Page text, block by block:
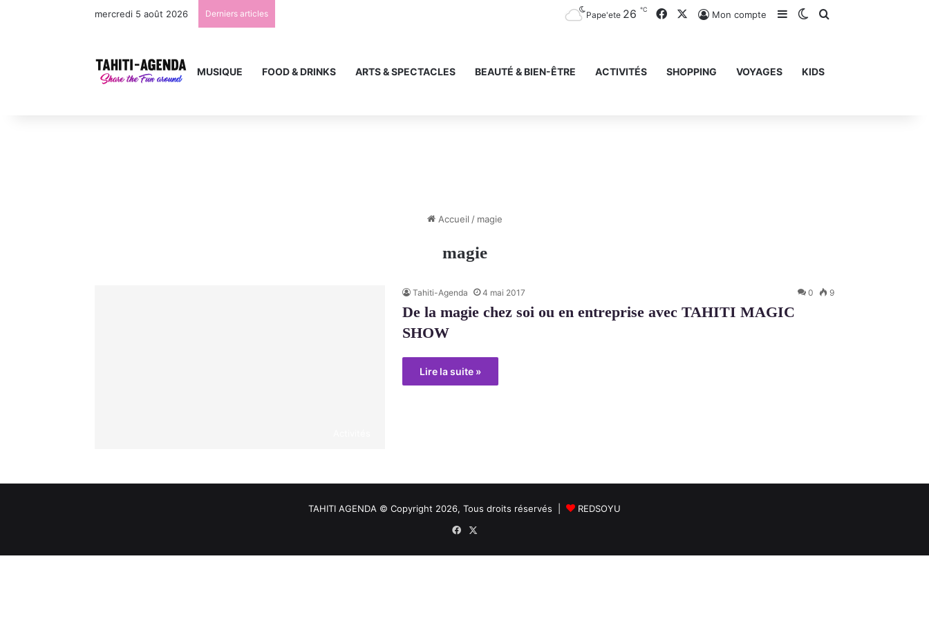
mercredi 5 août 2026 Derniers articles Pape'ete 26 ℃ FacebookMon compte Sidebar (barre latérale)
Switch skin
MUSIQUE FOOD & DRINKS ARTS & SPECTACLES BEAUTÉ & BIEN-ÊTRE ACTIVITÉS SHOPPING VOYAGES KIDS
Accueil / magie
magie
Tahiti-Agenda 4 mai 2017 0 9
De la magie chez soi ou en entreprise avec TAHITI MAGIC
SHOW
Lire la suite »
TAHITI AGENDA © Copyright 2026, Tous droits réservés |
REDSOYU
Facebook